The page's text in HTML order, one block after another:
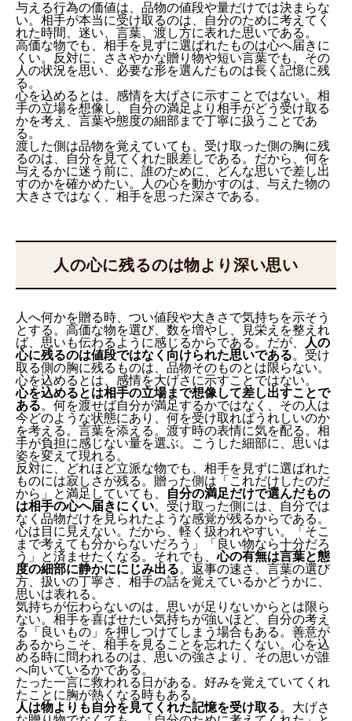
与える行為の価値は、品物の値段や量だけでは決まらな
い。相手が本当に受け取るのは、自分のために考えてく
れた時間、迷い、言葉、渡し方に表れた思いである。
高価な物でも、相手を見ずに選ばれたものは心へ届きに
くい。反対に、ささやかな贈り物や短い言葉でも、その
人の状況を思い、必要な形を選んだものは長く記憶に残
る。
心を込めるとは、感情を大げさに示すことではない。相
手の立場を想像し、自分の満足より相手がどう受け取る
かを考え、言葉や態度の細部まで丁寧に扱うことであ
る。
渡した側は品物を覚えていても、受け取った側の胸に残
るのは、自分を見てくれた眼差しである。だから、何を
与えるかに迷う前に、誰のために、どんな思いで差し出
すのかを確かめたい。人の心を動かすのは、与えた物の
大きさではなく、相手を思った深さである。
人の心に残るのは物より深い思い
人へ何かを贈る時、つい値段や大きさで気持ちを示そう
とする。高価な物を選び、数を増やし、見栄えを整えれ
ば、思いも伝わるように感じるからである。だが、
人の
心に残るのは値段ではなく向けられた思いである。受け
取る側の胸に残るものは、品物そのものとは限らない。
心を込めるとは、感情を大げさに示すことではない。
心を込めるとは相手の立場まで想像して差し出すことで
ある。何を渡せば自分が満足するかではなく、その人は
今どのような状態にあり、何を受け取ればうれしいのか
を考える。言葉を添える。渡す時の表情に気を配る。相
手が負担に感じない量を選ぶ。こうした細部に、思いは
姿を変えて現れる。
反対に、どれほど立派な物でも、相手を見ずに選ばれた
ものには寂しさが残る。贈った側は「これだけしたのだ
から」と満足していても、
自分の満足だけで選んだもの
は相手の心へ届きにくい。受け取った側には、自分では
なく品物だけを見られたような感覚が残るからである。
心は目に見えない。だから、軽く扱われやすい。「そこ
まで考えても分からないだろう」「良い物なら十分だろ
う」と済ませたくなる。それでも、心の有無は言葉と態
度の細部に静かににじみ出る。返事の速さ、言葉の選び
方、扱いの丁寧さ、相手の話を覚えているかどうかに、
思いは表れる。
気持ちが伝わらないのは、思いが足りないからとは限ら
ない。相手を喜ばせたい気持ちが強いほど、自分の考え
る「良いもの」を押しつけてしまう場合もある。善意が
あるからこそ、相手を見ることを忘れたくない。心を込
める時に問われるのは、思いの強さより、その思いが誰
へ向いているかである。
たった一言に救われる日がある。好みを覚えていてくれ
たことに胸が熱くなる時もある。
人は物よりも自分を見てくれた記憶を受け取る。大げさ